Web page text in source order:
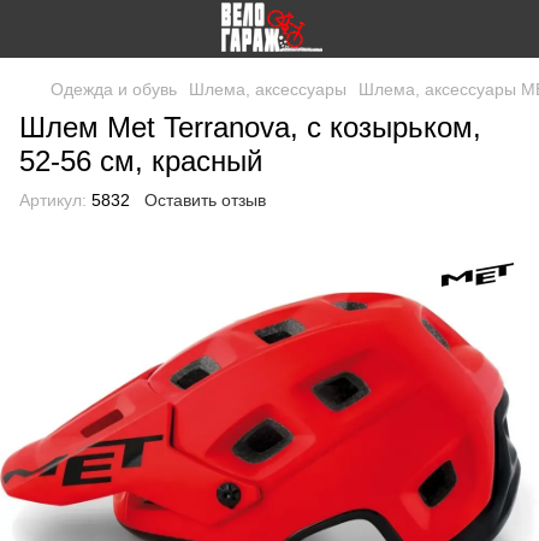
Одежда и обувь Шлема, аксессуары Шлема, аксессуары
Шлем Met Terranova, с козырьком,
52-56 см, красный
Артикул: 5832 Оставить отзыв